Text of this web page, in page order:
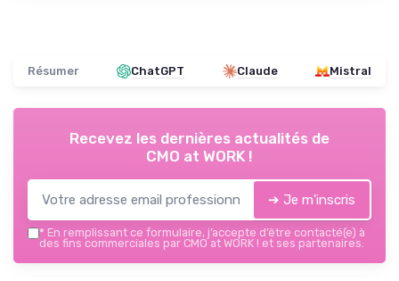
Résumer ChatGPT Claude Mistral
Recevez les dernières actualités de
CMO at WORK !
➔ Je m'inscris
* En remplissant ce formulaire, j’accepte d’être contacté(e) à
des fins commerciales par CMO at WORK ! et ses partenaires.